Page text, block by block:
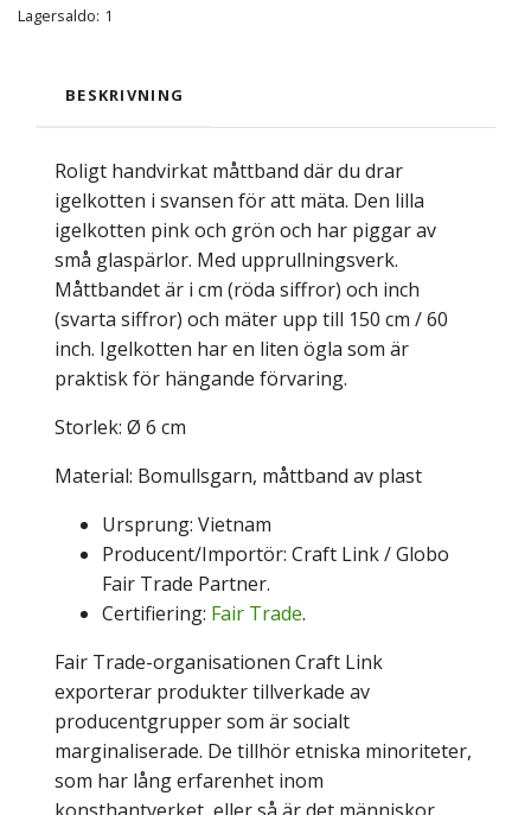
Lagersaldo: 1
BESKRIVNING
Roligt handvirkat måttband där du drar
igelkotten i svansen för att mäta. Den lilla
igelkotten pink och grön och har piggar av
små glaspärlor. Med upprullningsverk.
Måttbandet är i cm (röda siffror) och inch
(svarta siffror) och mäter upp till 150 cm / 60
inch. Igelkotten har en liten ögla som är
praktisk för hängande förvaring.
Storlek: Ø 6 cm
Material: Bomullsgarn, måttband av plast
Ursprung: Vietnam
Producent/Importör: Craft Link / Globo
Fair Trade Partner.
Certifiering: Fair Trade.
Fair Trade-organisationen Craft Link
exporterar produkter tillverkade av
producentgrupper som är socialt
marginaliserade. De tillhör etniska minoriteter,
som har lång erfarenhet inom